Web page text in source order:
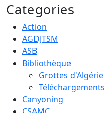
Categories
Action
AGDJTSM
ASB
Bibliothèque
Grottes d'Algérie
Téléchargements
Canyoning